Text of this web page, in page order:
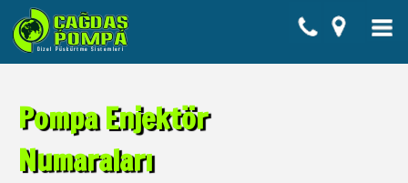
Pompa Enjektör
Numaraları